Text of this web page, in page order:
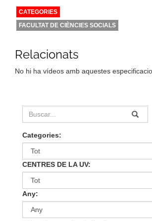
CATEGORIES
FACULTAT DE CIÈNCIES SOCIALS
Relacionats
No hi ha vídeos amb aquestes
Categories:
CENTRES DE LA UV:
Any: